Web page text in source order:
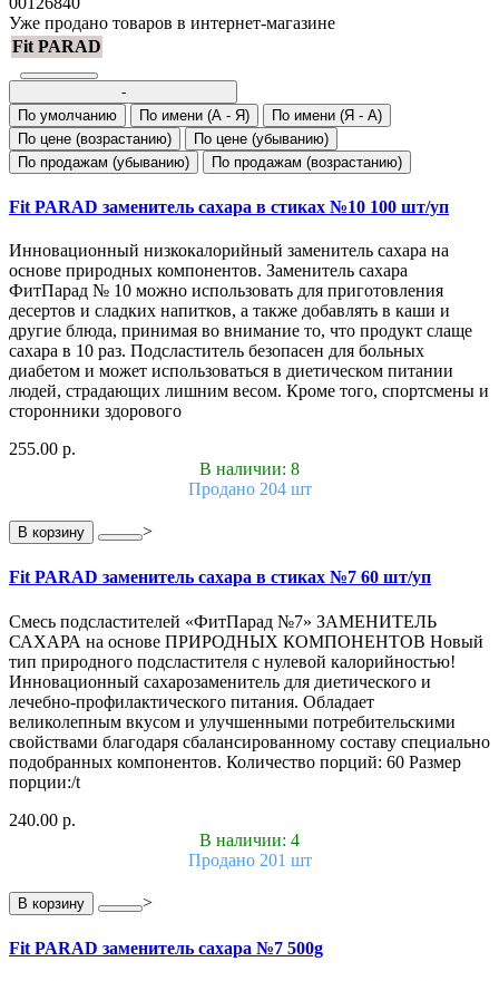
Уже продано товаров в интернет-магазине
Fit PARAD
-
По умолчанию
По имени (A - Я)
По имени (Я - A)
По цене (возрастанию)
По цене (убыванию)
По продажам (убыванию)
По продажам (возрастанию)
Fit PARAD заменитель сахара в стиках №10 100 шт/уп
Инновационный низкокалорийный заменитель сахара на
основе природных компонентов. Заменитель сахара
ФитПарад № 10 можно использовать для приготовления
десертов и сладких напитков, а также добавлять в каши и
другие блюда, принимая во внимание то, что продукт слаще
сахара в 10 раз. Подсластитель безопасен для больных
диабетом и может использоваться в диетическом питании
людей, страдающих лишним весом. Кроме того, спортсмены и
сторонники здорового
255.00 р.
В наличии: 8
Продано 204 шт
В корзину >
Fit PARAD заменитель сахара в стиках №7 60 шт/уп
Смесь подсластителей «ФитПарад №7» ЗАМЕНИТЕЛЬ
САХАРА на основе ПРИРОДНЫХ КОМПОНЕНТОВ Новый
тип природного подсластителя с нулевой калорийностью!
Инновационный сахарозаменитель для диетического и
лечебно-профилактического питания. Обладает
великолепным вкусом и улучшенными потребительскими
свойствами благодаря сбалансированному составу специально
подобранных компонентов. Количество порций: 60 Размер
порции:/t
240.00 р.
В наличии: 4
Продано 201 шт
В корзину >
Fit PARAD заменитель сахара №7 500g